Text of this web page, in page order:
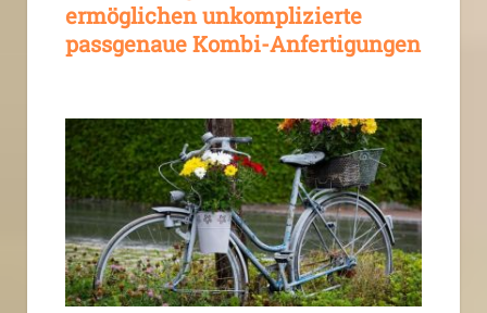
ermöglichen unkomplizierte
passgenaue Kombi-Anfertigungen